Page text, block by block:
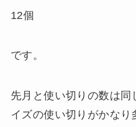
12個
です。
先月と使い切りの数は
イズの使い切りがかなり